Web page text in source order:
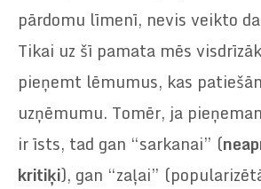
pārdomu līmenī, nevis veikto
Tikai uz šī pamata mēs
pieņemt lēmumus, kas
uzņēmumu. Tomēr, ja
ir īsts, tad gan “sarkanai” (
kritiķi), gan “zaļai”